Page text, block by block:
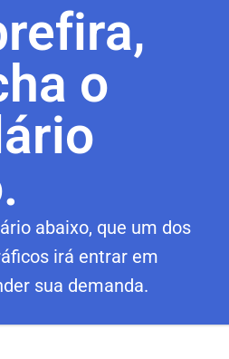
o
abaixo, que um dos
irá entrar em
sua demanda.